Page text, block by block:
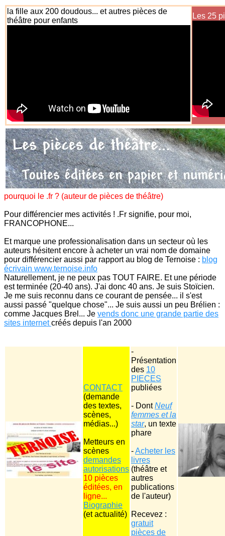
la fille aux 200 doudous... et autres pièces de
théâtre pour enfants
Les 25
pourquoi le .fr ? (auteur de pièces de théâtre)
Pour différencier mes activités ! .Fr signifie, pour moi,
FRANCOPHONE...
Et marque une professionalisation dans un secteur où les
auteurs hésitent encore à acheter un vrai nom de domaine
pour différencier aussi par rapport au blog de Ternoise : blog
écrivain www.ternoise.info
Naturellement, je ne peux pas TOUT FAIRE. Et une période
est terminée (20-40 ans). J'ai donc 40 ans. Je suis Stoïcien.
Je me suis reconnu dans ce courant de pensée... il s'est
aussi passé "quelque chose"... Je suis aussi un peu Brélien :
comme Jacques Brel... Je vends donc une grande partie des
sites internetcréés depuis l'an 2000
CONTACT
(demande
des textes,
scènes,
médias...)
Metteurs en
scènes
demandes
autorisations
10 pièces
éditées, en
ligne...
Biographie
(et actualité)
-
Présentation
des 10
PIECES
publiées
- DontNeuf
femmes et la
star, un texte
phare
-Acheter les
livres
(théâtre et
autres
publications
de l'auteur)
Recevez :
gratuit
pièces de